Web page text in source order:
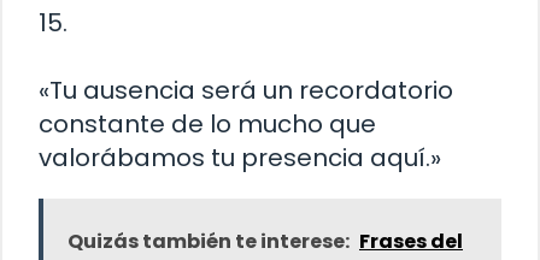
15.
«Tu ausencia será un recordatorio
constante de lo mucho que
valorábamos tu presencia aquí.»
Quizás también te interese: Frases del